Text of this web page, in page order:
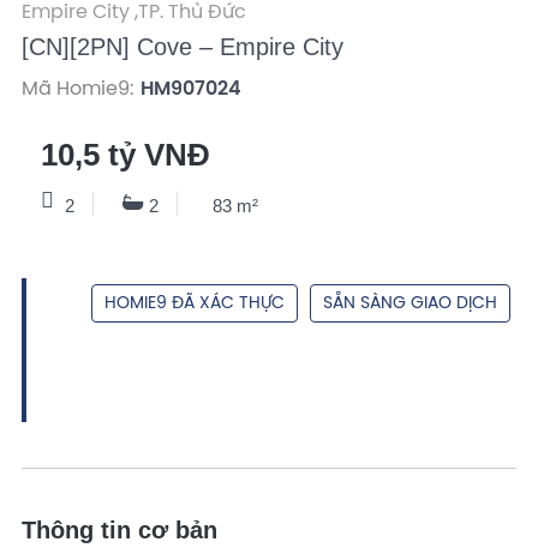
Empire City ,TP. Thủ Đức
[CN][2PN] Cove – Empire City
Mã Homie9: HM907024
10,5 tỷ VNĐ
2 2 83 m²
HOMIE9 ĐÃ XÁC THỰC SẴN SÀNG GIAO DỊCH
Thông tin cơ bản